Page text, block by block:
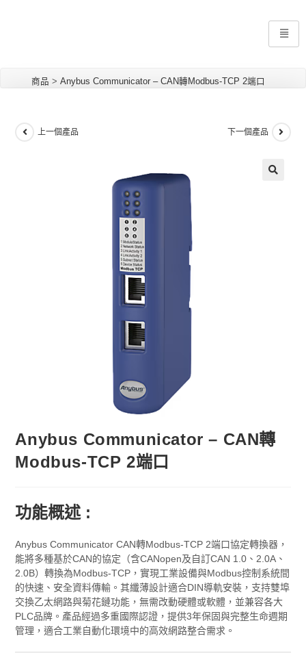
商品 > Anybus Communicator – CAN轉Modbus-TCP 2端口
上一個產品 下一個產品
Anybus Communicator – CAN轉
Modbus-TCP 2端口
功能概述 :
Anybus Communicator CAN轉Modbus-TCP 2端口協定轉換器，
能將多種基於CAN的協定（含CANopen及自訂CAN 1.0、2.0A、
2.0B）轉換為Modbus-TCP，實現工業設備與Modbus控制系統間
的快速、安全資料傳輸。其纖薄設計適合DIN導軌安裝，支持雙埠
交換乙太網路與菊花鏈功能，無需改動硬體或軟體，並兼容各大
PLC品牌。產品經過多重國際認證，提供3年保固與完整生命週期
管理，適合工業自動化環境中的高效網路整合需求。